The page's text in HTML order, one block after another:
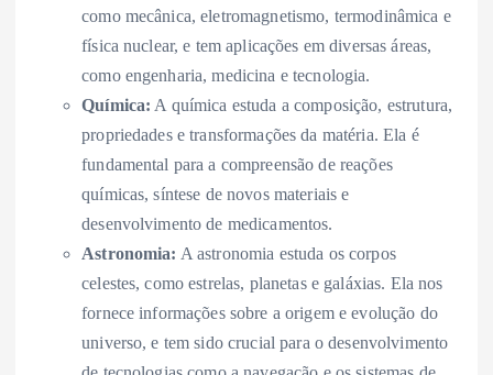
como mecânica, eletromagnetismo, termodinâmica e
física nuclear, e tem aplicações em diversas áreas,
como engenharia, medicina e tecnologia.
Química: A química estuda a composição, estrutura,
propriedades e transformações da matéria. Ela é
fundamental para a compreensão de reações
químicas, síntese de novos materiais e
desenvolvimento de medicamentos.
Astronomia: A astronomia estuda os corpos
celestes, como estrelas, planetas e galáxias. Ela nos
fornece informações sobre a origem e evolução do
universo, e tem sido crucial para o desenvolvimento